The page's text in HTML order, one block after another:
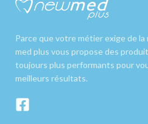
Parce que votre métier exige de la
med plus vous propose des
toujours plus performants pour
meilleurs résultats.